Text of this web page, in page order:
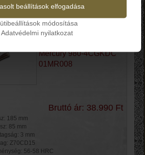
Backlock
Kosárba
Mercury 980-4CGKDC
01MR008
Bruttó ár: 38.990 Ft
185 mm
85 mm
3 mm
Z70CD15
56-58 HRC
beállítások elfogadása
módosítása
Adatvédelmi nyilatkozat